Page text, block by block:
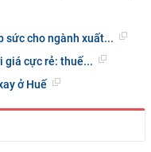
vào năm
trang bìa quá
hơn đang
sức cho ngành xuất...
giá cực rẻ: thuế...
ở Huế